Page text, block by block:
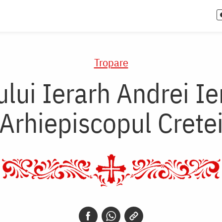
Tropare
Ierarh Andrei
Arhiepiscopul